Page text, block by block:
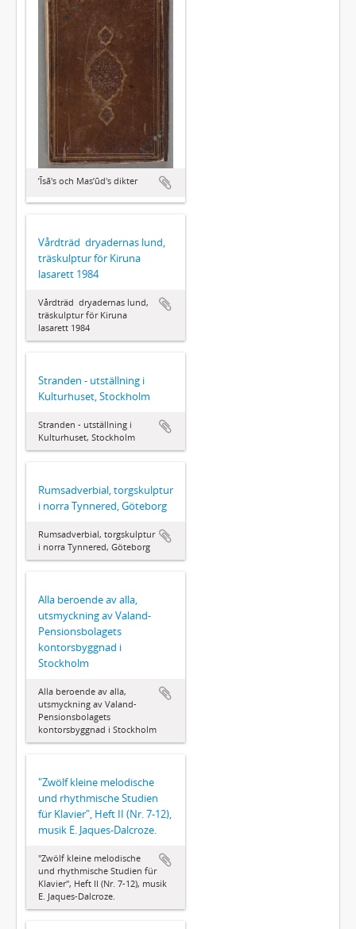
ʼĪsā's och Masʼūd's dikter
Vårdträd  dryadernas lund,
träskulptur för Kiruna
lasarett 1984
Vårdträd  dryadernas lund,
träskulptur för Kiruna
lasarett 1984
Stranden - utställning i
Kulturhuset, Stockholm
Stranden - utställning i
Kulturhuset, Stockholm
Rumsadverbial, torgskulptur
i norra Tynnered, Göteborg
Rumsadverbial, torgskulptur
i norra Tynnered, Göteborg
Alla beroende av alla,
utsmyckning av Valand-
Pensionsbolagets
kontorsbyggnad i
Stockholm
Alla beroende av alla,
utsmyckning av Valand-
Pensionsbolagets
kontorsbyggnad i Stockholm
"Zwölf kleine melodische
und rhythmische Studien
für Klavier", Heft II (Nr. 7-12),
musik E. Jaques-Dalcroze.
"Zwölf kleine melodische
und rhythmische Studien für
Klavier", Heft II (Nr. 7-12), musik
E. Jaques-Dalcroze.